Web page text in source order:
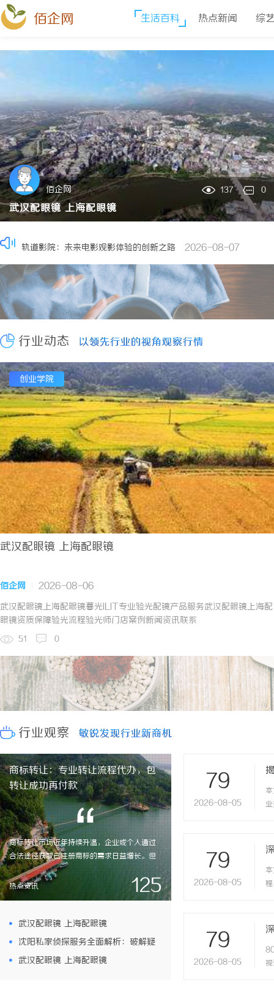
佰企网 生活百科 热点新闻 综
佰企网 137 0
武汉配眼镜 上海配眼镜
八哥电影网：打造优质影视资源共享平台的创新之路
2026-08-
多方共探金融AI落地路径，天创信用星图AI助力产业金融智能升级
轨道影院：未来电影观影体验的创新之路
2026-08-07
武汉配眼镜 上海配眼镜
2026-08-07
青鸟影视：打造优质观影体验的行业新标杆
2026-08-07
轨道影院：未来城市娱乐的新地标与文化体验空间
2026-08-07
武汉配眼镜 上海配眼镜
2026-08-06
武汉配眼镜 上海配眼镜
2026-08-06
八哥电影网：打造优质影视资源共享平台的创新之路
2026-08-
多方共探金融AI落地路径，天创信用星图AI助力产业金融智能升级
行业动态 以领先行业的视角观察行情
以领先行业的视角观察行情
创业学院
武汉配眼镜 上海配眼镜
佰企网
2026-08-06
武汉配眼镜上海配眼镜暮光ILIT专业验光配镜产品服务武汉配眼镜上海配
眼镜资质保障验光流程验光师门店案例新闻资讯联系
WUHAN&SHANGHAIOPTICALCARE暮光ILIT眼镜暮光ILIT眼镜
店。以完整验光、正品镜片、透明价格和直营售后为基础，全场镜片
40%-60%优惠，兼顾高专业度与高性价比...
51 0
行业观察 敏锐发现行业新商机
敏锐发现行业新商机
商标转让：专业转让流程代办，包
转让成功再付款
商标转让市场近年持续升温，企业或个人通过
合法途径获取已注册商标的需求日益增长。但
商标转让涉及法律、程序、风险评估等多重专
业领域，稍有不慎便可能陷入纠纷或经济损
失。专业代办服务通过标准化流程、法律风险
提供安全保障。本文将系统解析商标转让代办
的核心价值、操作流程及选择标准，助您高效
解...
热点资讯 125
武汉配眼镜 上海配眼镜
沈阳私家侦探服务全面解析：破解疑
云，守护真相的专家助力
武汉配眼镜 上海配眼镜
79
2026-08-05
79
2026-08-05
79
2026-08-05